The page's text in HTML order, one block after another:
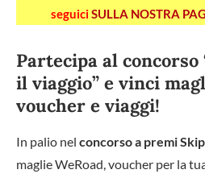
seguiciSULLA NOSTRA
Partecipa al
il viaggio” e vinci
voucher e viaggi!
In palio nel concorso a premi
maglie WeRoad, voucher per la